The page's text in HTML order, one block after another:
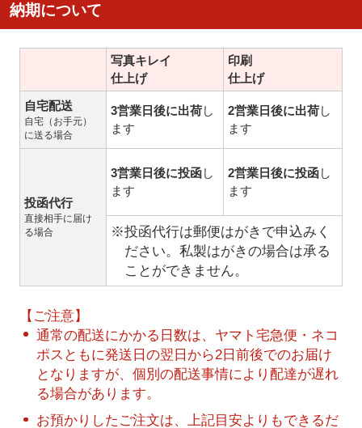
納期について
写真キレイ
仕上げ
印刷
仕上げ
自宅配送
自宅（お手元）
に送る場合
3営業日後に出荷し
ます
2営業日後に出荷し
ます
投函代行
直接相手に届け
る場合
3営業日後に投函し
ます
2営業日後に投函し
ます
※投函代行は郵便はがきで申込みく
ださい。私製はがきの場合は承る
ことができません。
【ご注意】
通常の配送にかかる日数は、ヤマト宅急便・ネコ
ポスともに発送日の翌日から2日前後でのお届け
となりますが、個別の配送事情により配達が遅れ
る場合があります。
お預かりしたご注文は、上記目安よりもできるだ